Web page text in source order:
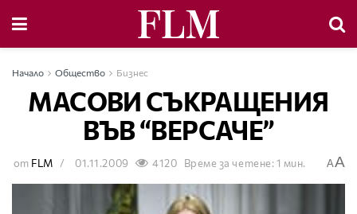
Начало Общество Бизнес
МАСОВИ СЪКРАЩЕНИЯ
ВЪВ “ВЕРСАЧЕ”
от FLM 01.11.2009 4120 Време за четене: 1 мин. AA